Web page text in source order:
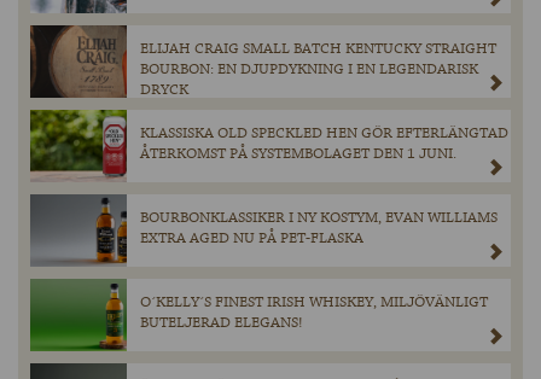
ELIJAH CRAIG SMALL BATCH KENTUCKY STRAIGHT
BOURBON: EN DJUPDYKNING I EN LEGENDARISK
DRYCK
KLASSISKA OLD SPECKLED HEN GÖR EFTERLÄNGTAD
ÅTERKOMST PÅ SYSTEMBOLAGET DEN 1 JUNI.
BOURBONKLASSIKER I NY KOSTYM, EVAN WILLIAMS
EXTRA AGED NU PÅ PET-FLASKA
O´KELLY´S FINEST IRISH WHISKEY, MILJÖVÄNLIGT
BUTELJERAD ELEGANS!